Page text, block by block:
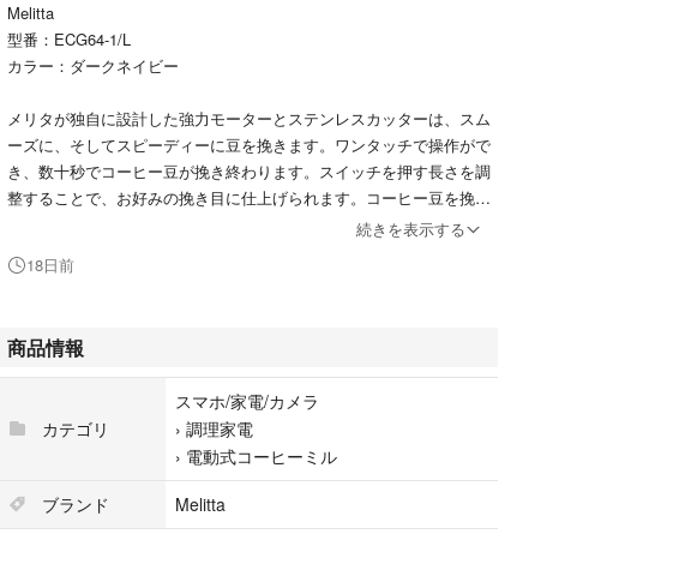
Melitta
型番：ECG64-1/L
カラー：ダークネイビー
メリタが独自に設計した強力モーターとステンレスカッターは、スム
ーズに、そしてスピーディーに豆を挽きます。ワンタッチで操作がで
き、数十秒でコーヒー豆が挽き終わります。スイッチを押す長さを調
整することで、お好みの挽き目に仕上げられます。コーヒー豆を挽き
たての時にしか味わえない、芳醇なアロマを楽しむことが…
シリーズ名：メリタ
#Melitta
#ECG64-1/L
#調理家電
続きを表示する
18日前
商品情報
カテゴリ
スマホ/家電/カメラ
› 調理家電
› 電動式コーヒーミル
ブランド
Melitta